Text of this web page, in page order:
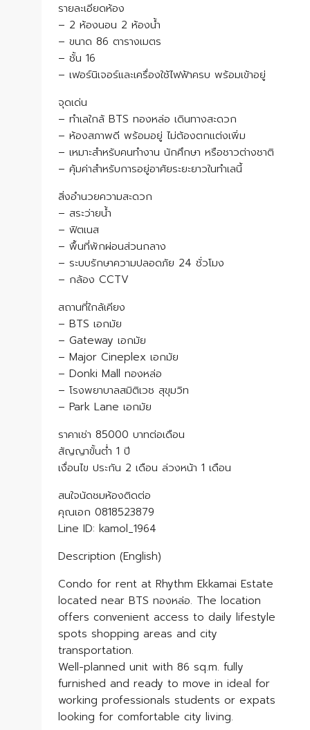
รายละเอียดห้อง
– 2 ห้องนอน 2 ห้องน้ำ
– ขนาด 86 ตารางเมตร
– ชั้น 16
– เฟอร์นิเจอร์และเครื่องใช้ไฟฟ้าครบ พร้อมเข้าอยู่
จุดเด่น
– ทำเลใกล้ BTS ทองหล่อ เดินทางสะดวก
– ห้องสภาพดี พร้อมอยู่ ไม่ต้องตกแต่งเพิ่ม
– เหมาะสำหรับคนทำงาน นักศึกษา หรือชาวต่างชาติ
– คุ้มค่าสำหรับการอยู่อาศัยระยะยาวในทำเลนี้
สิ่งอำนวยความสะดวก
– สระว่ายน้ำ
– ฟิตเนส
– พื้นที่พักผ่อนส่วนกลาง
– ระบบรักษาความปลอดภัย 24 ชั่วโมง
– กล้อง CCTV
สถานที่ใกล้เคียง
– BTS เอกมัย
– Gateway เอกมัย
– Major Cineplex เอกมัย
– Donki Mall ทองหล่อ
– โรงพยาบาลสมิติเวช สุขุมวิท
– Park Lane เอกมัย
ราคาเช่า 85000 บาทต่อเดือน
สัญญาขั้นต่ำ 1 ปี
เงื่อนไข ประกัน 2 เดือน ล่วงหน้า 1 เดือน
สนใจนัดชมห้องติดต่อ
คุณเอก 0818523879
Line ID: kamol_1964
Description (English)
Condo for rent at Rhythm Ekkamai Estate
located near BTS ทองหล่อ. The location
offers convenient access to daily lifestyle
spots shopping areas and city
transportation.
Well-planned unit with 86 sq.m. fully
furnished and ready to move in ideal for
working professionals students or expats
looking for comfortable city living.